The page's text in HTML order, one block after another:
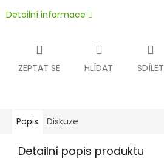
Detailní informace
ZEPTAT SE HLÍDAT SDÍLET
Popis Diskuze
Detailní popis produktu